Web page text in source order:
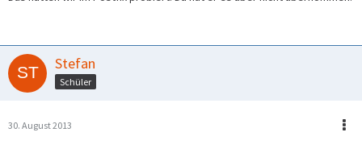
Stefan
Schüler
30. August 2013